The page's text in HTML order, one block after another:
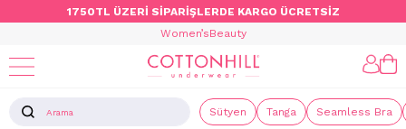
1750TL ÜZERİ SİPARİŞLERDE KARGO ÜCRETSİZ
Women’sBeauty
Sütyen Tanga Seamless Bra